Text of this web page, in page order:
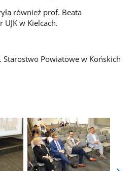
również prof. Beata
w Kielcach.
Starostwo Powiatowe w Końskich